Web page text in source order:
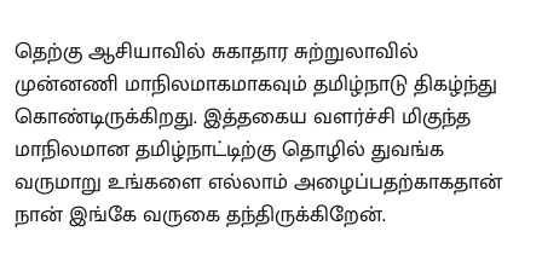
தெற்கு ஆசியாவில் சுகாதார சுற்றுலாவில்
முன்னணி மாநிலமாகமாகவும் தமிழ்நாடு திகழ்ந்து
கொண்டிருக்கிறது. இத்தகைய வளர்ச்சி மிகுந்த
மாநிலமான தமிழ்நாட்டிற்கு தொழில் துவங்க
வருமாறு உங்களை எல்லாம் அழைப்பதற்காகதான்
நான் இங்கே வருகை தந்திருக்கிறேன்.